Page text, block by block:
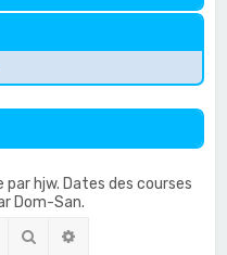
par hjw. Dates des courses
Dom-San.
Rechercher